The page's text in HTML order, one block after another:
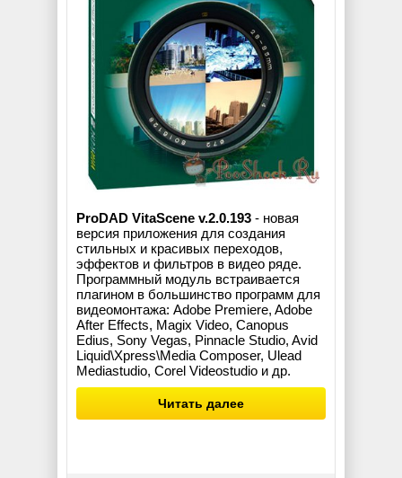
ProDAD VitaScene v.2.0.193 - новая
версия приложения для создания
стильных и красивых переходов,
эффектов и фильтров в видео ряде.
Программный модуль встраивается
плагином в большинство программ для
видеомонтажа: Adobe Premiere, Adobe
After Effects, Magix Video, Canopus
Edius, Sony Vegas, Pinnacle Studio, Avid
Liquid\Xpress\Media Composer, Ulead
Mediastudio, Corel Videostudio и др.
Читать далее